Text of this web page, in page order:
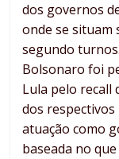
dos governos
onde se situam
segundo
Bolsonaro foi
Lula pelo recall
dos
atuação como
baseada no